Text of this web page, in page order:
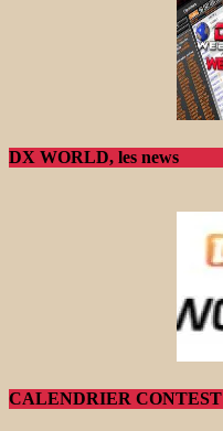
DX WORLD, les news
CALENDRIER CONTEST